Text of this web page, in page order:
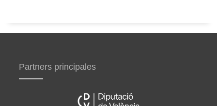
Partners principales